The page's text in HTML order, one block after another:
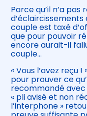
Être prêt pour la
électronique
Parce qu’il n’a
d’éclaircissements
couple est taxé
que pour pouvoir
encore aurait-il
couple…
« Vous l’avez reçu
pour prouver ce
recommandé
« pli avisé et non
l’interphone »